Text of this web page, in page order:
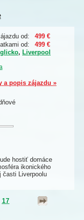
od:
499 €
od:
499 €
, Liverpool
a popis zájazdu »
hostiť domáce
ikonického
časti Liverpoolu
17